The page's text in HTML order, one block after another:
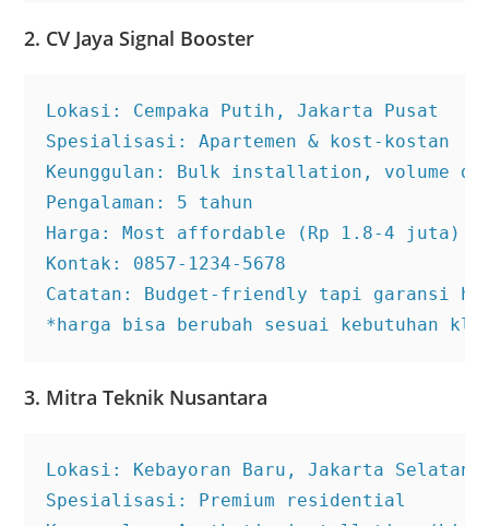
2. CV Jaya Signal Booster
Lokasi: Cempaka Putih, Jakarta Pusat
Spesialisasi: Apartemen & kost-kostan
Keunggulan: Bulk installation, volume
Pengalaman: 5 tahun
Harga: Most affordable (Rp 1.8-4 juta)
Kontak: 0857-1234-5678
Catatan: Budget-friendly tapi garansi
*harga bisa berubah sesuai kebutuhan
3. Mitra Teknik Nusantara
Lokasi: Kebayoran Baru, Jakarta Selatan
Spesialisasi: Premium residential